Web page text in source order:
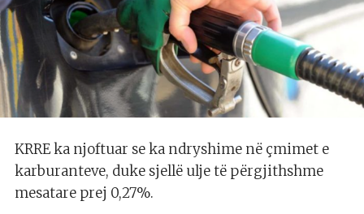
KRRE ka njoftuar se ka ndryshime në çmimet e
karburanteve, duke sjellë ulje të përgjithshme
mesatare prej 0,27%.